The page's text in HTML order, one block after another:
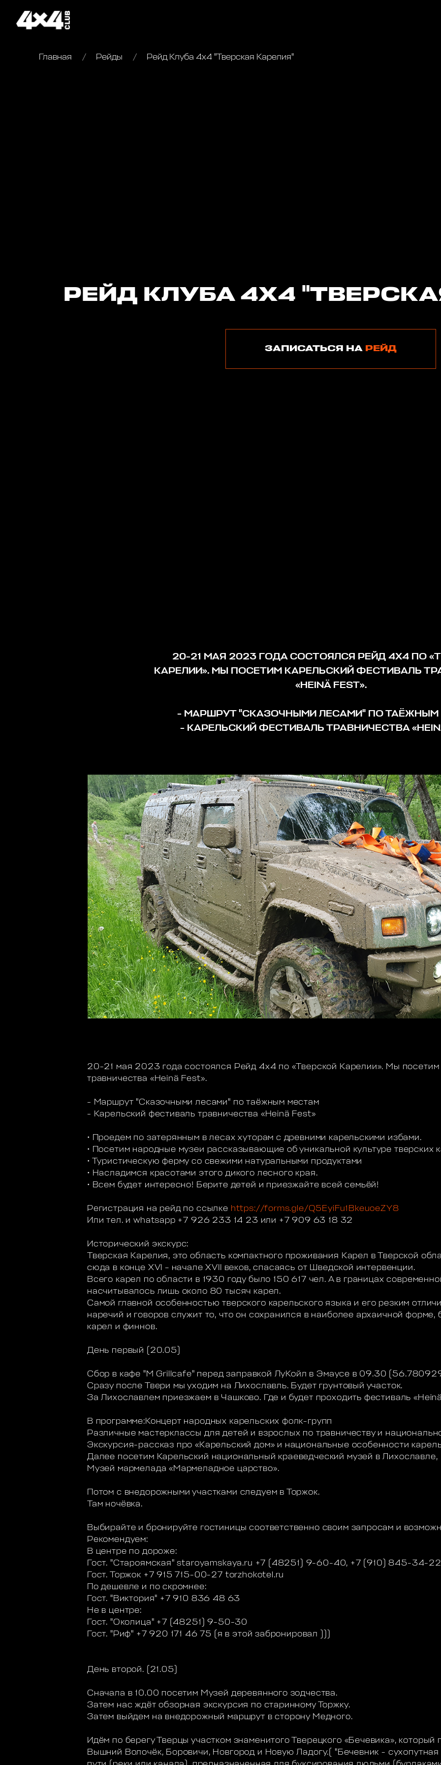
Главная Рейды Рейд Клуба 4х4 "Тверская Карелия"
РЕЙД КЛУБА 4Х4
ЗАПИСАТЬСЯ НА РЕЙД
20-21 МАЯ 2023 ГОДА СОСТОЯЛСЯ РЕЙД 4Х4 ПО
КАРЕЛИИ». МЫ ПОСЕТИМ КАРЕЛЬСКИЙ ФЕСТИВАЛЬ
«HEINÄ FEST».
- МАРШРУТ "СКАЗОЧНЫМИ ЛЕСАМИ" ПО ТАЁЖНЫМ
- КАРЕЛЬСКИЙ ФЕСТИВАЛЬ ТРАВНИЧЕСТВА
20-21 мая 2023 года состоялся Рейд 4х4 по «Тверской Карелии». Мы посетим
травничества «Heinä Fest».
- Маршрут "Сказочными лесами" по таёжным местам
- Карельский фестиваль травничества «Heinä Fest»
• Проедем по затерянным в лесах хуторам с древними карельскими избами.
• Посетим народные музеи рассказывающие об уникальной культуре тверских
• Туристическую ферму со свежими натуральными продуктами
• Насладимся красотами этого дикого лесного края.
• Всем будет интересно! Берите детей и приезжайте всей семьёй!
Регистрация на рейд по ссылке https://forms.gle/Q5EyiFu1BkeuoeZY8
Или тел. и whatsapp +7 926 233 14 23 или +7 909 63 18 32
Исторический экскурс:
Тверская Карелия, это область компактного проживания Карел в Тверской
сюда в конце XVI – начале XVII веков, спасаясь от Шведской интервенции.
Всего карел по области в 1930 году было 150 617 чел. А в границах
насчитывалось лишь около 80 тысяч карел.
Самой главной особенностью тверского карельского языка и его резким
наречий и говоров служит то, что он сохранился в наиболее архаичной форме,
карел и финнов.
День первый (20.05)
Сбор в кафе "M Grillcafe" перед заправкой ЛуКойл в Эмаусе в 09.30
Сразу после Твери мы уходим на Лихославль. Будет грунтовый участок.
За Лихославлем приезжаем в Чашково. Где и будет проходить фестиваль
В программе:Концерт народных карельских фолк-групп
Различные мастерклассы для детей и взрослых по травничеству и
Экскурсия-рассказ про «Карельский дом» и национальные особенности
Далее посетим Карельский национальный краеведческий музей в Лихославле,
Музей мармелада «Мармеладное царство».
Потом с внедорожными участками следуем в Торжок.
Там ночёвка.
Выбирайте и бронируйте гостиницы соответственно своим запросам и
Рекомендуем:
В центре по дороже:
Гост. "Староямская" staroyamskaya.ru +7 (48251) 9-60-40, +7 (910) 845-34-
Гост. Торжок +7 915 715-00-27 torzhokotel.ru
По дешевле и по скромнее:
Гост. "Виктория" +7 910 836 48 63
Не в центре:
Гост. "Околица" +7 (48251) 9-50-30
Гост. "Риф" +7 920 171 46 75 (я в этой забронировал )))
День второй. (21.05)
Сначала в 10.00 посетим Музей деревянного зодчества.
Затем нас ждёт обзорная экскурсия по старинному Торжку.
Затем выйдем на внедорожный маршрут в сторону Медного.
Идём по берегу Тверцы участком знаменитого Тверецкого «Бечевика», который
Вышний Волочёк, Боровичи, Новгород и Новую Ладогу.( "Бечевник - сухопутная